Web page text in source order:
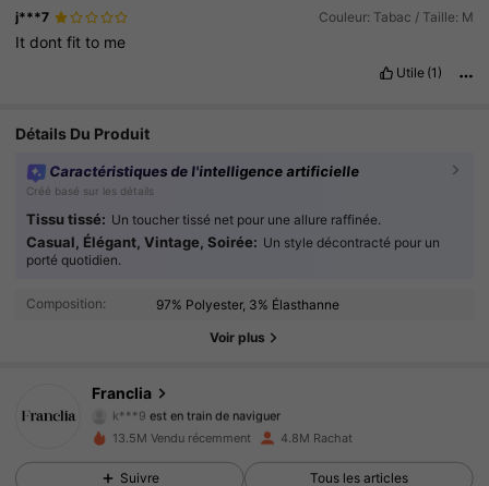
j***7 Couleur: Tabac / Taille: M
Itdontfitto me
Utile (1)
Détails Du Produit
Caractéristiques de l'intelligence artificielle
Créé basé sur les détails
Tissu tissé: Un toucher tissé net pour une allure raffinée.
Casual, Élégant, Vintage, Soirée: Un style décontracté pour un
porté quotidien.
Composition: 97% Polyester, 3% Élasthanne
Voir plus
Franclia
4.78 1.6M Suiveurs
1.6M Suiveurs
k***9est en train de naviguer
4.78
1.6M Suiveurs
4.78
13.5M Vendu récemment 4.8M Rachat
Suivre Tous les articles